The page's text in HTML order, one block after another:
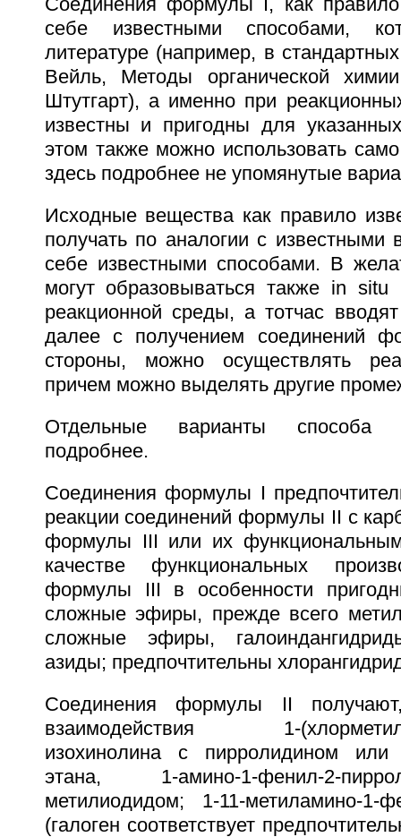
себе известными способами,
литературе (например, в
Вейль, Методы органической
Штутгарт), а именно при
известны и пригодны для
этом также можно использовать
здесь подробнее не упомянутые
Исходные вещества как правило
получать по аналогии с
себе известными способами. В
могут образовываться также in
реакционной среды, а тотчас
далее с получением соединений
стороны, можно осуществлять
причем можно выделять другие
Отдельные варианты способа
подробнее.
Соединения формулы I
реакции соединений формулы II с
формулы III или их
качестве функциональных
формулы III в особенности
сложные эфиры, прежде всего
сложные эфиры,
азиды; предпочтительны
Соединения формулы II
взаимодействия 1-(хлорметил)-
изохинолина с пирролидином или
этана, 1-амино-1-фенил-2-
метилиодидом; 1-11-метиламино-1-
(галоген соответствует